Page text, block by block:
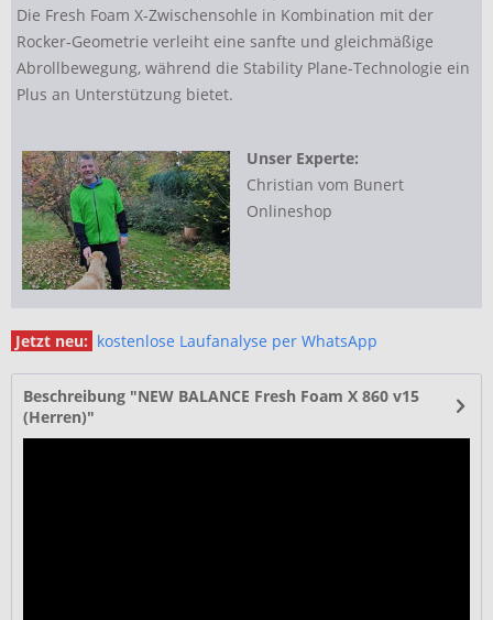
Die Fresh Foam X-Zwischensohle in Kombination mit der
Rocker-Geometrie verleiht eine sanfte und gleichmäßige
Abrollbewegung, während die Stability Plane-Technologie ein
Plus an Unterstützung bietet.
Unser Experte:
Christian vom Bunert
Onlineshop
Jetzt neu: kostenlose Laufanalyse per WhatsApp
Beschreibung "NEW BALANCE Fresh Foam X 860 v15
(Herren)"